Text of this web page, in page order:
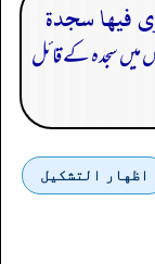
میں سجدہ کے قائل
اظهار التشكيل